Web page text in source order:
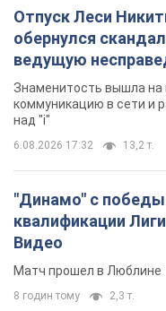
Видео
Матч прошел в Люблине
8 годин тому 2,3 т.